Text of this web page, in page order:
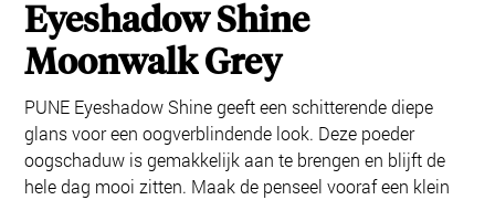
Eyeshadow Shine
Moonwalk Grey
PUNE Eyeshadow Shine geeft een schitterende diepe
glans voor een oogverblindende look. Deze poeder
oogschaduw is gemakkelijk aan te brengen en blijft de
hele dag mooi zitten. Maak de penseel vooraf een klein